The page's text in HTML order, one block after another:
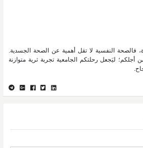
فالصحة النفسية لا تقل أهمية عن الصحة الجسدية.
أجلكم؛ ليَجعل رحلتكم الجامعية تجربة ثرية متوازنة